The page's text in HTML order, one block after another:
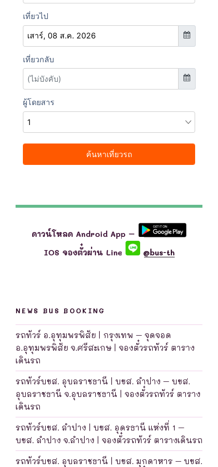
ดาวน์โหลด Android App –
IOS จองตั๋วผ่าน Line
@bus-th
NEWS BUS BOOKING
รถทัวร์ อ.อุทุมพรพิสัย | กรุงเทพ – จุดจอด
อ.อุทุมพรพิสัย จ.ศรีสะเกษ | จองตั๋วรถทัวร์ ตาราง
เดินรถ
รถทัวร์บขส. อุบลราชธานี | บขส. ลำปาง – บขส.
อุบลราชธานี จ.อุบลราชธานี | จองตั๋วรถทัวร์ ตาราง
เดินรถ
รถทัวร์บขส. ลำปาง | บขส. อุดรธานี แห่งที่ 1 –
บขส. ลำปาง จ.ลำปาง | จองตั๋วรถทัวร์ ตารางเดินรถ
รถทัวร์บขส. อุบลราชธานี | บขส. มุกดาหาร – บขส.